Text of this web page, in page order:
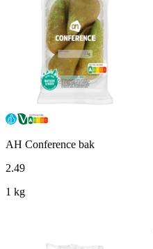
AH Conference bak
2.49
1 kg